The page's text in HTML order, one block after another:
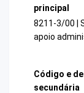
principal
8211-3/00 |
apoio
Código e
secundária